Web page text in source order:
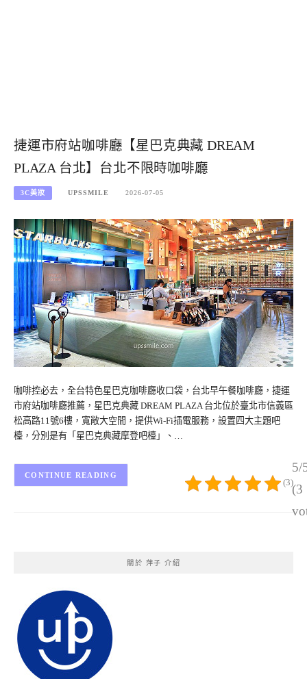
捷運市府站咖啡廳【星巴克典藏 DREAM
PLAZA 台北】台北不限時咖啡廳
3C美妝 UPSSMILE 2026-07-05
咖啡控必去，全台特色星巴克咖啡廳收口袋，台北早午餐咖啡廳，捷運
市府站咖啡廳推薦，星巴克典藏 DREAM PLAZA 台北位於臺北市信義區
松高路11號6樓，寬敞大空間，提供Wi-Fi插電服務，設置四大主題吧
檯，分別是有「星巴克典藏摩登吧檯」、…
5/
(3
(3)
CONTINUE READING
關於 萍子 介紹